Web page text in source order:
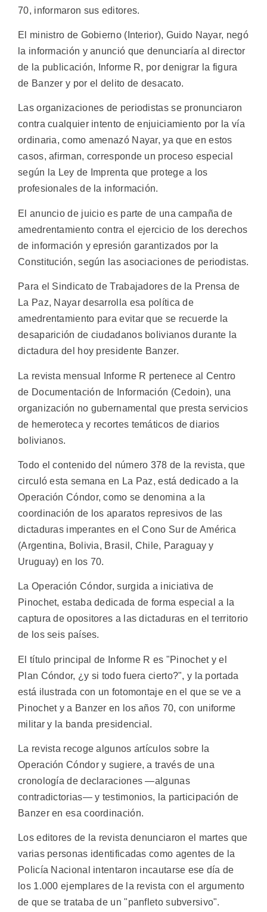
70, informaron sus editores.
El ministro de Gobierno (Interior), Guido Nayar, negó
la información y anunció que denunciaría al director
de la publicación, Informe R, por denigrar la figura
de Banzer y por el delito de desacato.
Las organizaciones de periodistas se pronunciaron
contra cualquier intento de enjuiciamiento por la vía
ordinaria, como amenazó Nayar, ya que en estos
casos, afirman, corresponde un proceso especial
según la Ley de Imprenta que protege a los
profesionales de la información.
El anuncio de juicio es parte de una campaña de
amedrentamiento contra el ejercicio de los derechos
de información y epresión garantizados por la
Constitución, según las asociaciones de periodistas.
Para el Sindicato de Trabajadores de la Prensa de
La Paz, Nayar desarrolla esa política de
amedrentamiento para evitar que se recuerde la
desaparición de ciudadanos bolivianos durante la
dictadura del hoy presidente Banzer.
La revista mensual Informe R pertenece al Centro
de Documentación de Información (Cedoin), una
organización no gubernamental que presta servicios
de hemeroteca y recortes temáticos de diarios
bolivianos.
Todo el contenido del número 378 de la revista, que
circuló esta semana en La Paz, está dedicado a la
Operación Cóndor, como se denomina a la
coordinación de los aparatos represivos de las
dictaduras imperantes en el Cono Sur de América
(Argentina, Bolivia, Brasil, Chile, Paraguay y
Uruguay) en los 70.
La Operación Cóndor, surgida a iniciativa de
Pinochet, estaba dedicada de forma especial a la
captura de opositores a las dictaduras en el territorio
de los seis países.
El título principal de Informe R es "Pinochet y el
Plan Cóndor, ¿y si todo fuera cierto?", y la portada
está ilustrada con un fotomontaje en el que se ve a
Pinochet y a Banzer en los años 70, con uniforme
militar y la banda presidencial.
La revista recoge algunos artículos sobre la
Operación Cóndor y sugiere, a través de una
cronología de declaraciones —algunas
contradictorias— y testimonios, la participación de
Banzer en esa coordinación.
Los editores de la revista denunciaron el martes que
varias personas identificadas como agentes de la
Policía Nacional intentaron incautarse ese día de
los 1.000 ejemplares de la revista con el argumento
de que se trataba de un "panfleto subversivo".